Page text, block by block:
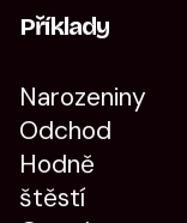
Příklady
Narozeniny
Odchod
Hodně
štěstí